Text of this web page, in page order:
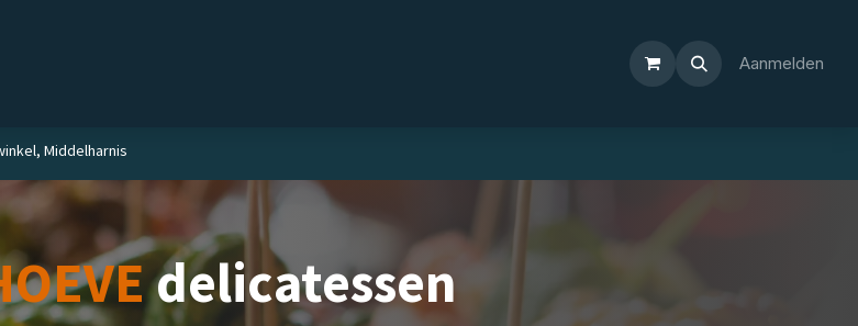
Aanmelden
Middelharnis
delicatessen